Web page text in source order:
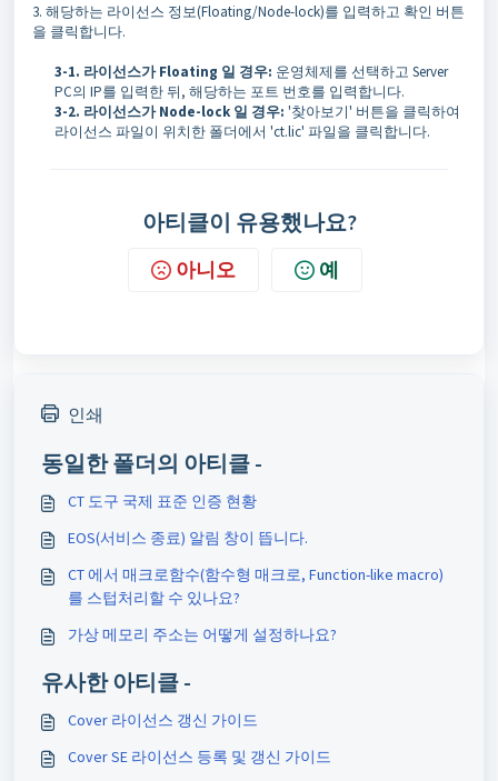
3. 해당하는 라이선스 정보(Floating/Node-lock)를 입력하고 확인 버튼
을 클릭합니다.
3-1. 라이선스가 Floating 일 경우: 운영체제를 선택하고 Server
PC의 IP를 입력한 뒤, 해당하는 포트 번호를 입력합니다.
3-2. 라이선스가 Node-lock 일 경우: '찾아보기' 버튼을 클릭하여
라이선스 파일이 위치한 폴더에서 'ct.lic' 파일을 클릭합니다.
아티클이 유용했나요?
아니오 예
인쇄
동일한 폴더의 아티클 -
CT 도구 국제 표준 인증 현황
EOS(서비스 종료) 알림 창이 뜹니다.
CT 에서 매크로함수(함수형 매크로, Function-like macro)
를 스텁처리할 수 있나요?
가상 메모리 주소는 어떻게 설정하나요?
유사한 아티클 -
Cover 라이선스 갱신 가이드
Cover SE 라이선스 등록 및 갱신 가이드